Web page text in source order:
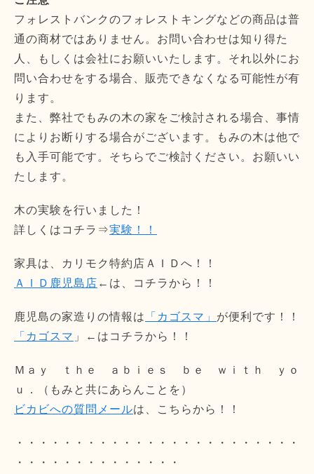
フォレストバンクのフォレストキングなどの商品は普
通の商材ではありません。お問い合わせは知り得た
人、もしくは会社にお願いいたします。それ以外にお
問い合わせをする場合、販売できなくなる可能性が有
ります。
また、弊社でもみの木の家をご検討される場合、事情
によりお断りする場合がございます。もみの木は他で
も入手可能です。そちらでご検討ください。お願いい
たします。
木の実験を行いました！
詳しくはコチラ⇒実験！！
家具は、カリモク特約店ＡＩＤへ！！
ＡＩＤ鹿児島店 ←は、コチラから！！
鹿児島の家造りの情報は 「カゴスマ」 が便利です！！
「カゴスマ 」←はコチラから！！
Ｍａｙ ｔｈｅ ａｂｉｅｓ ｂｅ ｗｉｔｈ ｙｏ
ｕ．（もみと共にあらんことを）
ビカビへの質問メールは、こちらから！！
・・・・・・・・・・・・・・・・・・・・・・・・
・・・・・・・・・・・・・・